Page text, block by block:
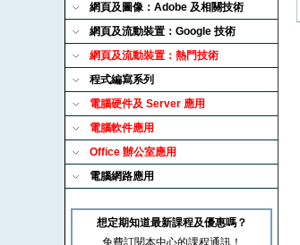
網頁及圖像：Adobe 及相關技術
網頁及流動裝置：Google 技術
網頁及流動裝置：熱門技術
程式編寫系列
電腦硬件及 Server 應用
電腦軟件應用
Office 辦公室應用
電腦網路應用
想定期知道最新課程及優惠嗎？
免費訂閱本中心的課程通訊！